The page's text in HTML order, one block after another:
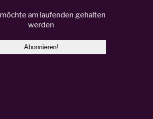
am laufenden gehalten
werden